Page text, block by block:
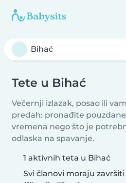
Tete u Bihać
Večernji izlazak, posao ili
predah: pronađite
vremena nego što je
odlaska na spavanje.
1 aktivnih teta u Bihać
Svi članovi moraju